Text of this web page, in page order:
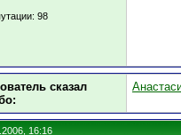
98
сказал
16:16